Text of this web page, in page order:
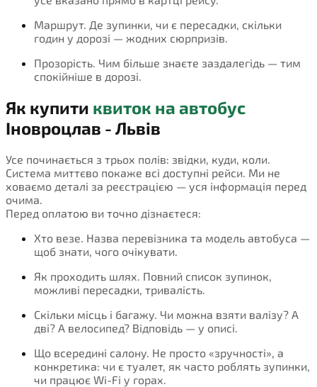
Маршрут. Де зупинки, чи є пересадки, скільки
годин у дорозі — жодних сюрпризів.
Прозорість. Чим більше знаєте заздалегідь — тим
спокійніше в дорозі.
Як купити квиток на автобус
Іновроцлав - Львів
Усе починається з трьох полів: звідки, куди, коли.
Система миттєво покаже всі доступні рейси. Ми не
ховаємо деталі за реєстрацією — уся інформація перед
очима.
Перед оплатою ви точно дізнаєтеся:
Хто везе. Назва перевізника та модель автобуса —
щоб знати, чого очікувати.
Як проходить шлях. Повний список зупинок,
можливі пересадки, тривалість.
Скільки місць і багажу. Чи можна взяти валізу? А
дві? А велосипед? Відповідь — у описі.
Що всередині салону. Не просто «зручності», а
конкретика: чи є туалет, як часто роблять зупинки,
чи працює Wi-Fi у горах.